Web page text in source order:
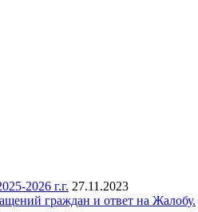
2026 г.г. 27.11.2023
граждан и ответ на Жалобу.